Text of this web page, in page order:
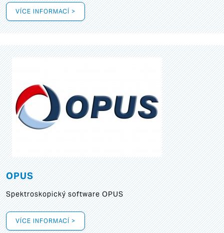
VÍCE INFORMACÍ >
OPUS
Spektroskopický software OPUS
VÍCE INFORMACÍ >